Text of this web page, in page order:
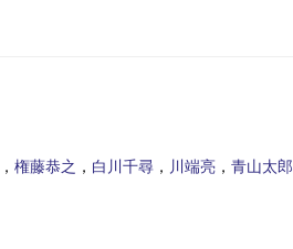
， 権藤恭之 ， 白川千尋 ， 川端亮 ， 青山太郎